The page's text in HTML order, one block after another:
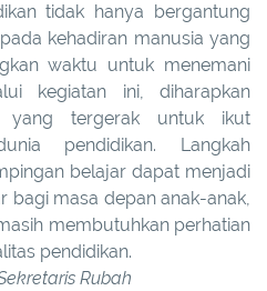
tidak hanya bergantung
kehadiran manusia yang
waktu untuk menemani
kegiatan ini, diharapkan
yang tergerak untuk ikut
pendidikan. Langkah
belajar dapat menjadi
bagi masa depan anak-anak,
membutuhkan perhatian
pendidikan.
Rubah